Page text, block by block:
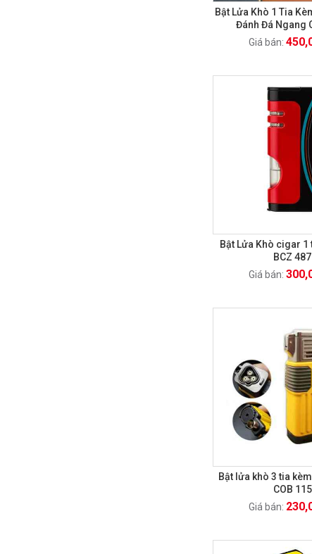
Bật Lửa Khò 1 Tia
Đánh Đá Ngang
Giá bán:
Bật Lửa Khò cigar
BCZ 487
Giá bán:
Bật lửa khò 3 tia
COB 115
Giá bán: